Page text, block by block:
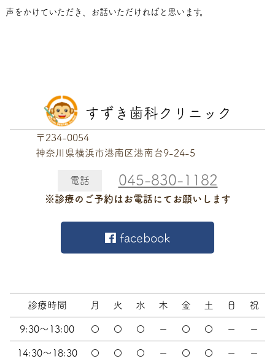
声をかけていただき、お話いただければと思います。
すずき歯科クリニック
〒234-0054
神奈川県横浜市港南区港南台9-24-5
電話 045-830-1182
※診療のご予約はお電話にてお願いします
facebook
診療時間 月 火 水 木 金 土 日 祝
9:30～13:00 〇 〇 〇 － 〇 〇 － －
14:30～18:30 〇 〇 〇 － 〇 〇 － －